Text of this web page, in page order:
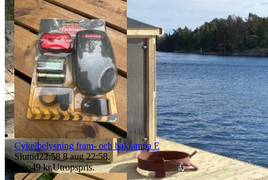
Cykelbelysning fram- och baklampa E
Sluttid22:58 8 aug 22:58.
Pris:49 kr,Utropspris.